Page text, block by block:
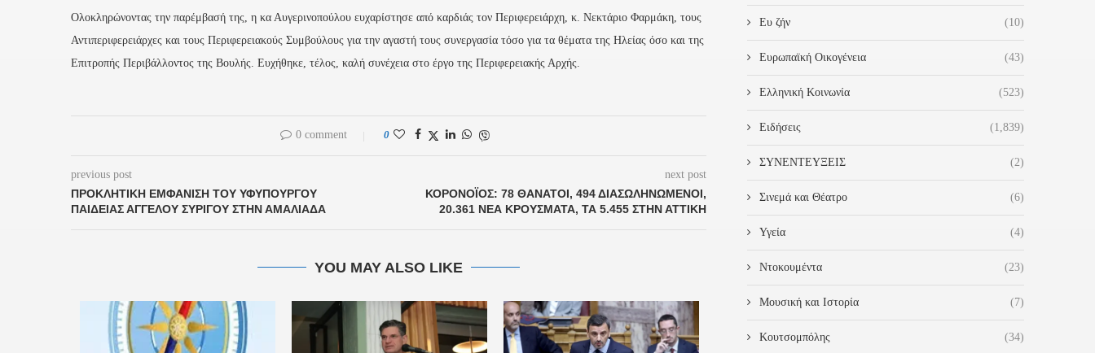
Ολοκληρώνοντας την παρέμβασή της, η κα Αυγερινοπούλου ευχαρίστησε από καρδιάς τον Περιφερειάρχη, κ. Νεκτάριο Φαρμάκη, τους
Αντιπεριφερειάρχες και τους Περιφερειακούς Συμβούλους για την αγαστή τους συνεργασία τόσο για τα θέματα της Ηλείας όσο και της
Επιτροπής Περιβάλλοντος της Βουλής. Ευχήθηκε, τέλος, καλή συνέχεια στο έργο της Περιφερειακής Αρχής.
0 comment 0
previous post
ΠΡΟΚΛΗΤΙΚΉ ΕΜΦΆΝΙΣΗ ΤΟΥ ΥΦΥΠΟΥΡΓΟΎ
ΠΑΙΔΕΊΑΣ ΆΓΓΕΛΟΥ ΣΥΡΊΓΟΥ ΣΤΗΝ ΑΜΑΛΙΆΔΑ
next post
ΚΟΡΟΝΟΪΌΣ: 78 ΘΆΝΑΤΟΙ, 494 ΔΙΑΣΩΛΗΝΩΜΈΝΟΙ,
20.361 ΝΈΑ ΚΡΟΎΣΜΑΤΑ, ΤΑ 5.455 ΣΤΗΝ ΑΤΤΙΚΉ
YOU MAY ALSO LIKE
Ευ ζήν (10)
Ευρωπαϊκή Οικογένεια (43)
Ελληνική Κοινωνία (523)
Ειδήσεις (1,839)
ΣΥΝΕΝΤΕΥΞΕΙΣ (2)
Σινεμά και Θέατρο (6)
Υγεία (4)
Ντοκουμέντα (23)
Μουσική και Ιστορία (7)
Κουτσομπόλης (34)